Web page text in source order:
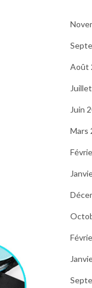
Août
Juin
Mars